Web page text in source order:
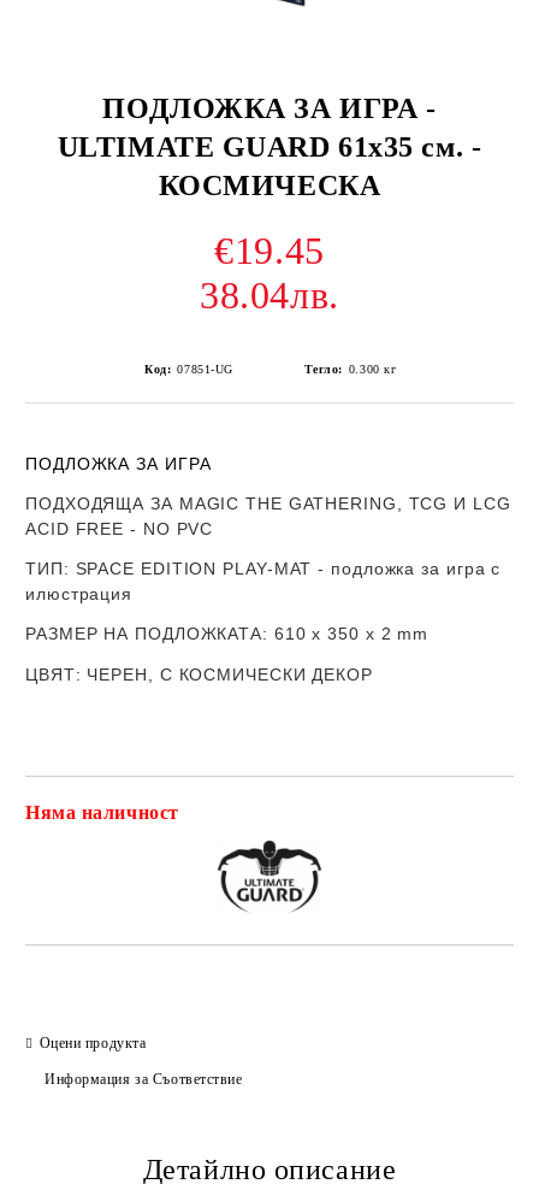
ПОДЛОЖКА ЗА ИГРА -
ULTIMATE GUARD 61x35 см. -
КОСМИЧЕСКА
€19.45
38.04лв.
Код: 07851-UG Тегло: 0.300 кг
ПОДЛОЖКА ЗА ИГРА
ПОДХОДЯЩА ЗА MAGIC THE GATHERING, TCG И LCG
ACID FREE - NO PVC
ТИП: SPACE EDITION PLAY-MAT - подложка за игра с
илюстрация
РАЗМЕР НА ПОДЛОЖКАТА: 610 х 350 x 2 mm
ЦВЯТ: ЧЕРЕН, С КОСМИЧЕСКИ ДЕКОР
Няма наличност
Оцени продукта
Информация за Съответствие
Детайлно описание